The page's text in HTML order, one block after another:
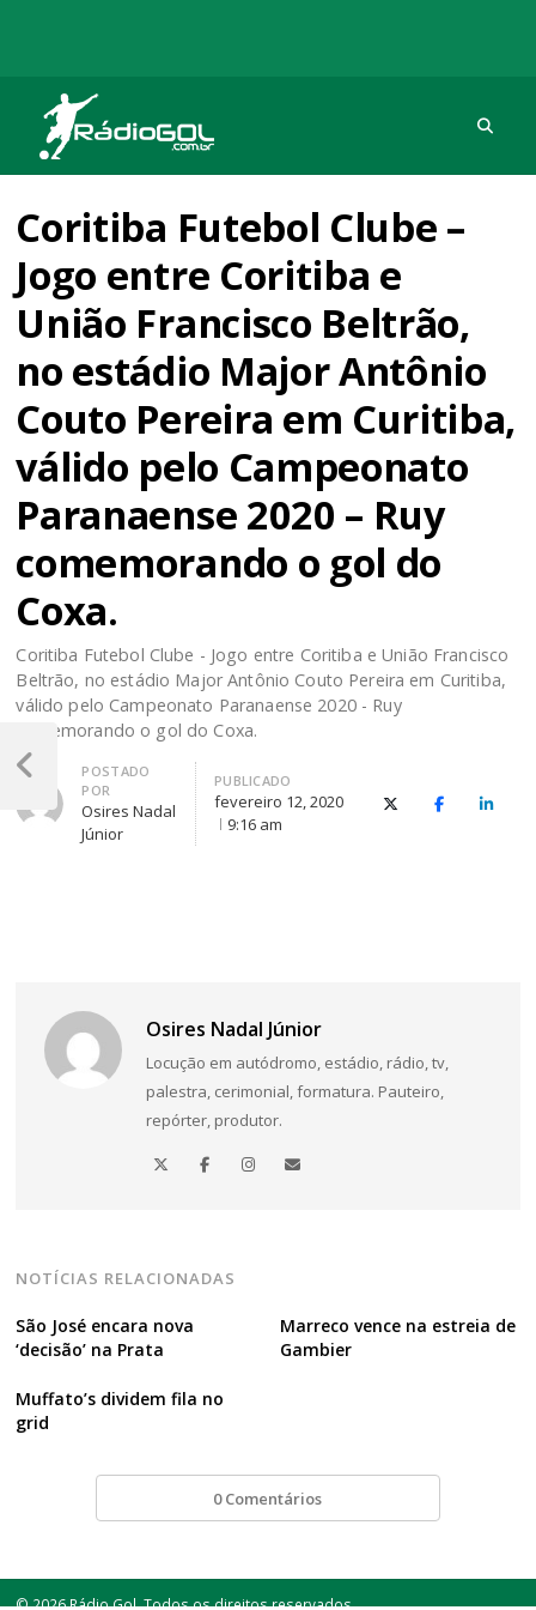
Rádio Gol
Há mais de 20 anos com as melhores coberturas
Coritiba Futebol Clube –
Jogo entre Coritiba e
União Francisco Beltrão,
no estádio Major Antônio
Couto Pereira em Curitiba,
válido pelo Campeonato
Paranaense 2020 – Ruy
comemorando o gol do
Coxa.
Coritiba Futebol Clube - Jogo entre Coritiba e União Francisco
Beltrão, no estádio Major Antônio Couto Pereira em Curitiba,
válido pelo Campeonato Paranaense 2020 - Ruy
comemorando o gol do Coxa.
Autor
POSTADO
POR
Osires Nadal
Júnior
PUBLICADO
fevereiro 12, 2020
9:16 am
X (Twitter)Facebook
O
Osires Nadal Júnior
Locução em autódromo, estádio, rádio, tv,
palestra, cerimonial, formatura. Pauteiro,
repórter, produtor.
NOTÍCIAS RELACIONADAS
São José encara nova
‘decisão’ na Prata
Marreco vence na estreia de
Gambier
Muffato’s dividem fila no
grid
0 Comentários
Navegação
de
Post
Post
Anterior
© 2026 Rádio Gol. Todos os direitos reservados.